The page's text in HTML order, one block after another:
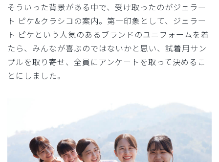
そういった背景がある中で、受け取ったのがジェラー
ト ピケ&クラシコの案内。第一印象として、ジェラー
ト ピケという人気のあるブランドのユニフォームを着
たら、みんなが喜ぶのではないかと思い、試着用サン
プルを取り寄せ、全員にアンケートを取って決めるこ
とにしました。